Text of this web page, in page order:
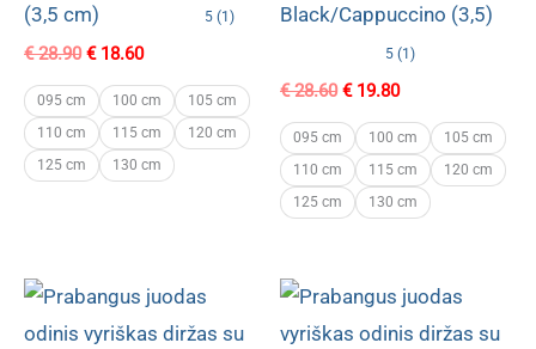
(3,5 cm)
5 (1)
€28.90 Original
was:
€ 28.90.
€18.60Current
is:
€ 18.60.
095 cm 100 cm
105 cm
110 cm
115 cm
120 cm
125 cm
130 cm
Black/Cappuccino (3,5)
5 (1)
€28.60 Original
was:
€ 28.60.
€19.80Current
is:
€ 19.80.
095 cm 100 cm
105 cm
110 cm
115 cm
120 cm
125 cm
130 cm